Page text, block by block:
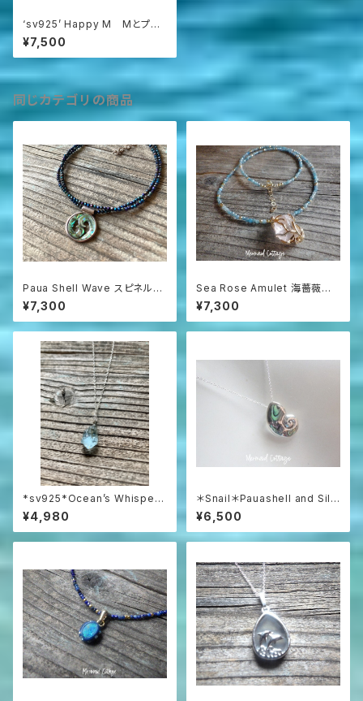
‘sv925’ Happy M Mとプレ
シャスオパールのネックレス
¥7,500
同じカテゴリの商品
Paua Shell Wave スピネルネ
ックレス sv925
¥7,300
Sea Rose Amulet 海薔薇の
お守り ローズクォーツとアパタ
イトのネックレス
¥7,300
*sv925*Ocean’s Whisper
– Raw Aquamarine Pendan
t アクアマリンラフロックのネッ
クレス
¥4,980
＊Snail＊Pauashell and Silv
er 925 シルバー925とパウア
シェルの巻貝ネックレス
¥6,500